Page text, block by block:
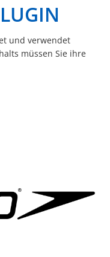
und verwendet
müssen Sie ihre